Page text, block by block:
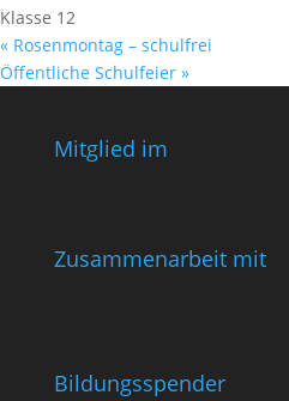
Klasse 12
« Rosenmontag – schulfrei
Öffentliche Schulfeier »
Mitglied im
Zusammenarbeit mit
Bildungsspender